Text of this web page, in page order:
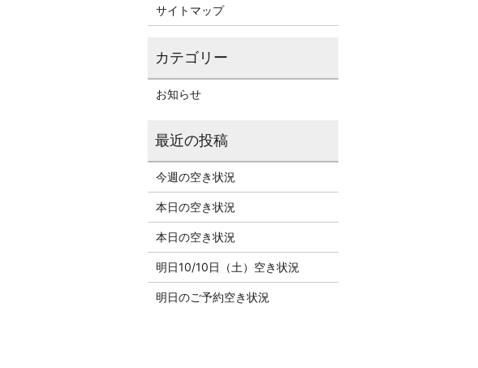
サイトマップ
お知らせ
今週の空き状況
本日の空き状況
本日の空き状況
明日10/10日（土）空き状況
明日のご予約空き状況